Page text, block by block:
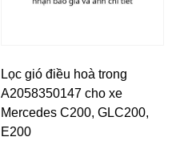
Lọc gió điều hoà trong
A2058350147 cho xe
Mercedes C200, GLC200,
E200